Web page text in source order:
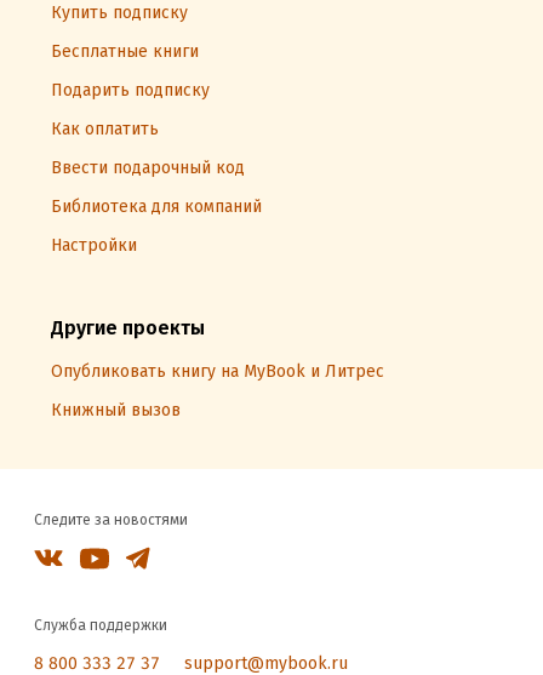
Купить подписку
Бесплатные книги
Подарить подписку
Как оплатить
Ввести подарочный код
Библиотека для компаний
Настройки
Другие проекты
Опубликовать книгу на MyBook и Литрес
Книжный вызов
Следите за новостями
Служба поддержки
8 800 333 27 37 support@mybook.ru